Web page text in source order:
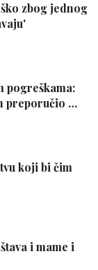
zbog jednog
pogreškama:
preporučio …
koji bi čim
i mame i